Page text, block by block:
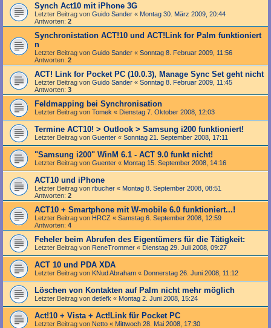
Synch Act10 mit iPhone 3G
Letzter Beitrag von Guido Sander « Montag 30. März 2009, 20:44
Antworten: 2
Synchronistation ACT!10 und ACT!Link for Palm funktioniert
n
Letzter Beitrag von Guido Sander « Sonntag 8. Februar 2009, 11:56
Antworten: 2
ACT! Link for Pocket PC (10.0.3), Manage Sync Set geht nicht
Letzter Beitrag von Guido Sander « Sonntag 8. Februar 2009, 11:45
Antworten: 3
Feldmapping bei Synchronisation
Letzter Beitrag von Tomek « Dienstag 7. Oktober 2008, 12:03
Termine ACT10! > Outlook > Samsung i200 funktioniert!
Letzter Beitrag von Guenter « Sonntag 21. September 2008, 17:11
"Samsung i200" WinM 6.1 - ACT 9.0 funkt nicht!
Letzter Beitrag von Guenter « Montag 15. September 2008, 14:16
ACT10 und iPhone
Letzter Beitrag von rbucher « Montag 8. September 2008, 08:51
Antworten: 2
ACT10 + Smartphone mit W-mobile 6.0 funktioniert...!
Letzter Beitrag von HRCZ « Samstag 6. September 2008, 12:59
Antworten: 4
Feheler beim Abrufen des Eigentümers für die Tätigkeit:
Letzter Beitrag von ReneTrommer « Dienstag 29. Juli 2008, 09:27
ACT 10 und PDA XDA
Letzter Beitrag von KNud Abraham « Donnerstag 26. Juni 2008, 11:12
Löschen von Kontakten auf Palm nicht mehr möglich
Letzter Beitrag von detlefk « Montag 2. Juni 2008, 15:24
Act!10 + Vista + Act!Link für Pocket PC
Letzter Beitrag von Netto « Mittwoch 28. Mai 2008, 17:30